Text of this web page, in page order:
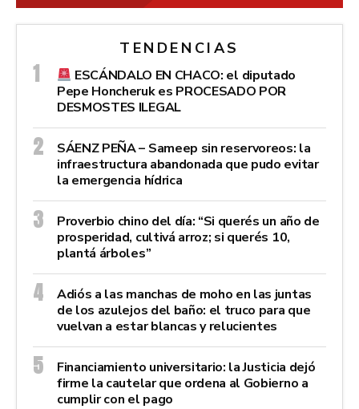
TENDENCIAS
ESCÁNDALO EN CHACO: el diputado
Pepe Honcheruk es PROCESADO POR
DESMOSTES ILEGAL
SÁENZ PEÑA – Sameep sin reservoreos: la
infraestructura abandonada que pudo evitar
la emergencia hídrica
Proverbio chino del día: “Si querés un año de
prosperidad, cultivá arroz; si querés 10,
plantá árboles”
Adiós a las manchas de moho en las juntas
de los azulejos del baño: el truco para que
vuelvan a estar blancas y relucientes
Financiamiento universitario: la Justicia dejó
firme la cautelar que ordena al Gobierno a
cumplir con el pago